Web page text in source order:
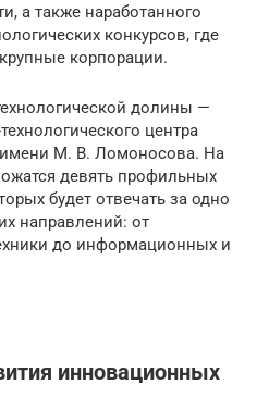
а также наработанного
конкурсов, где
корпорации.
долины —
центра
М. В. Ломоносова. На
девять профильных
будет отвечать за одно
направлений: от
до информационных и
инновационных